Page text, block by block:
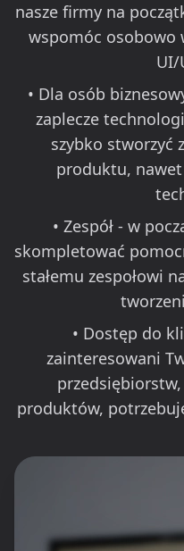
nasze firmy na
wspomóc osobowo
UI/
• Dla osób
zaplecze
szybko stworzyć
produktu,
• Zespół - w
skompletować
stałemu zespołowi
• Dostęp do
zainteresowani
produktów,